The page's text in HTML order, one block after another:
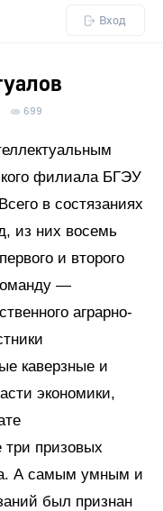
Вход
699
филиала БГЭУ
в состязаниях
из них восемь
и второго
—
аграрно-
каверзные и
экономики,
три призовых
А самым умным и
был признан